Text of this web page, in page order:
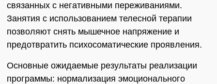
связанных с негативными переживаниями.
Занятия с использованием телесной терапии
позволяют снять мышечное напряжение и
предотвратить психосоматические проявления.
Основные ожидаемые результаты реализации
программы: нормализация эмоционального